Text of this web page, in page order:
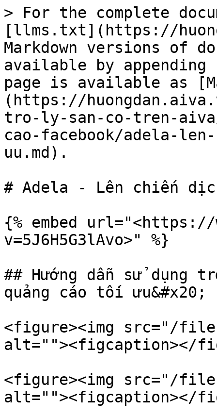
> For the complete
[llms.txt](https://
Markdown versions of
available by
page is available as
(https://
tro-ly-san-co-tren-
cao-facebook/adela-
uu.md).
# Adela - Lên chiến
{% embed url="<https://
v=5J6H5G3lAvo>" %}
## Hướng dẫn sử dụng
quảng cáo tối ưu&#x20;
<figure><img src="/files/
alt=""><figcaption></
<figure><img src="/files/
alt=""><figcaption></